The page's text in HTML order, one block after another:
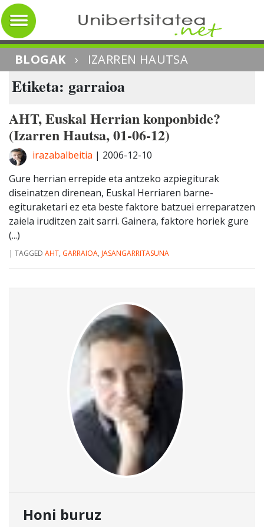
BLOGAK › IZARREN HAUTSA
Etiketa: garraioa
AHT, Euskal Herrian konponbide?
(Izarren Hautsa, 01-06-12)
irazabalbeitia | 2006-12-10
Gure herrian errepide eta antzeko azpiegiturak
diseinatzen direnean, Euskal Herriaren barne-
egituraketari ez eta beste faktore batzuei erreparatzen
zaiela iruditzen zait sarri. Gainera, faktore horiek gure
(...)
| TAGGED AHT, GARRAIOA, JASANGARRITASUNA
Honi buruz